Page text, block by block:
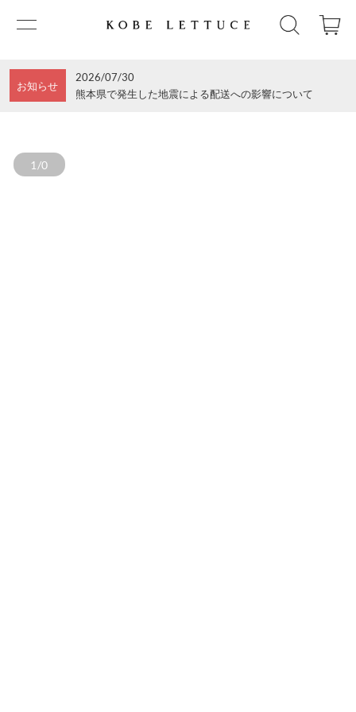
お知らせ
2026/07/30
熊本県で発生した地震による配送への影響について
1/0